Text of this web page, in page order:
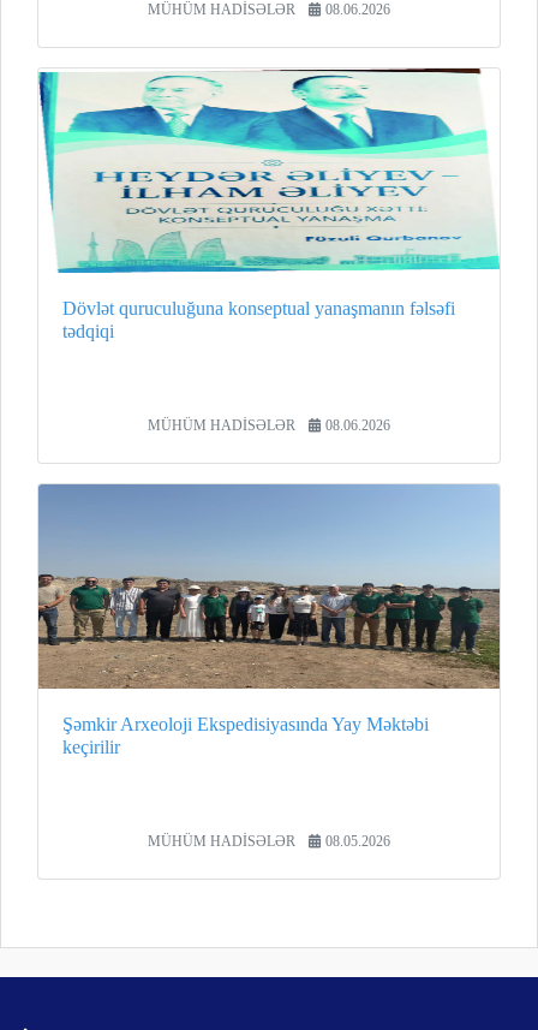
MÜHÜM HADİSƏLƏR 08.06.2026
Dövlət quruculuğuna konseptual yanaşmanın fəlsəfi
tədqiqi
MÜHÜM HADİSƏLƏR 08.06.2026
Şəmkir Arxeoloji Ekspedisiyasında Yay Məktəbi
keçirilir
MÜHÜM HADİSƏLƏR 08.05.2026